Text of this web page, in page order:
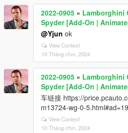
2022-0905 » Lamborghini
Spyder [Add-On |
@Yjun ok
View Context
10 Tháng chín, 2024
2022-0905 » Lamborghini
Spyder [Add-On |
车链接 https://
m13724-wg-0-
View Context
10 Tháng chín, 2024